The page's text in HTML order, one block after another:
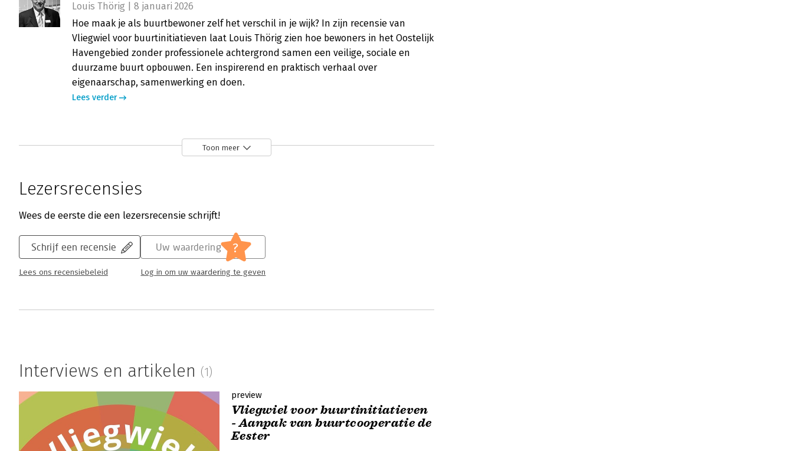
Louis Thörig | 8 januari 2026
Hoe maak je als buurtbewoner zelf het verschil in je wijk? In zijn recensie van
Vliegwiel voor buurtinitiatieven laat Louis Thörig zien hoe bewoners in het Oostelijk
Havengebied zonder professionele achtergrond samen een veilige, sociale en
duurzame buurt opbouwen. Een inspirerend en praktisch verhaal over
eigenaarschap, samenwerking en doen.
Lees verder
Toon meer
Lezersrecensies
Wees de eerste die een lezersrecensie schrijft!
Schrijf een recensie
Lees ons recensiebeleid
Uw waardering ?
Log in om uw waardering te geven
Interviews en artikelen (1)
preview
Vliegwiel voor buurtinitiatieven
- Aanpak van buurtcooperatie de
Eester